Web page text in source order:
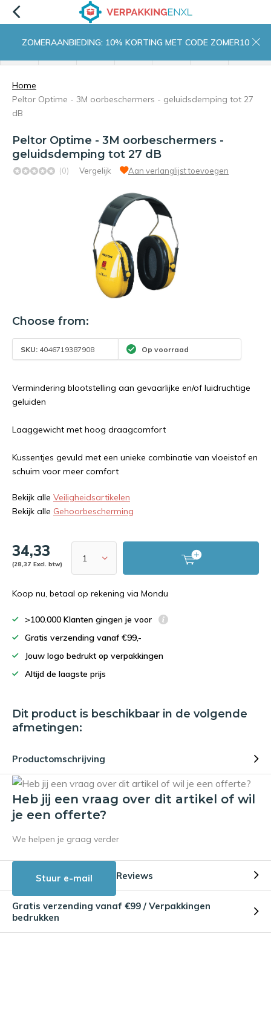
ZOMERAANBIEDING: 10% KORTING MET CODE ZOMER10
Home
Peltor Optime - 3M oorbeschermers - geluidsdemping tot 27
dB
Peltor Optime - 3M oorbeschermers -
geluidsdemping tot 27 dB
(0) Vergelijk Aan verlanglijst toevoegen
Choose from:
SKU: 4046719387908 Op voorraad
Vermindering blootstelling aan gevaarlijke en/of luidruchtige
geluiden
Laaggewicht met hoog draagcomfort
Kussentjes gevuld met een unieke combinatie van vloeistof en
schuim voor meer comfort
Bekijk alle Veiligheidsartikelen
Bekijk alle Gehoorbescherming
34,33
(28,37 Excl. btw)
Koop nu, betaal op rekening via Mondu
>100.000 Klanten gingen je voor
Gratis verzending vanaf €99,-
Jouw logo bedrukt op verpakkingen
Altijd de laagste prijs
Dit product is beschikbaar in de volgende
afmetingen:
Productomschrijving
Heb jij een vraag over dit artikel of wil
je een offerte?
We helpen je graag verder
Stuur e-mail Reviews
Gratis verzending vanaf €99 / Verpakkingen
bedrukken